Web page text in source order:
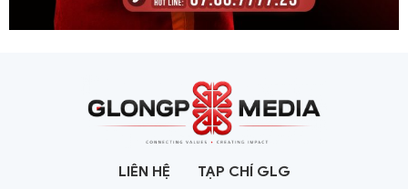
LIÊN HỆ TẠP CHÍ GLG